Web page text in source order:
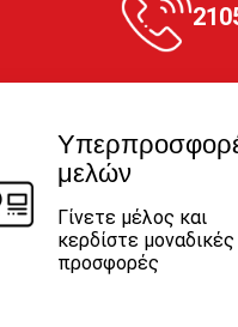
μελών
Γίνετε μέλος και
κερδίστε μοναδικές
προσφορές